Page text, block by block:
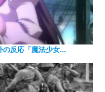
反応「魔法少女...